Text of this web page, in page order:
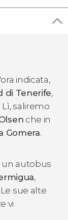
indicata,
di Tenerife,
. Lì, saliremo
che in
Gomera.
un autobus
,
sue alte
vi